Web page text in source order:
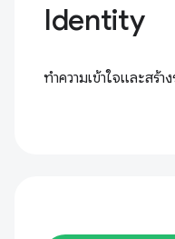
Identity
ทำความเข้าใจและสร้